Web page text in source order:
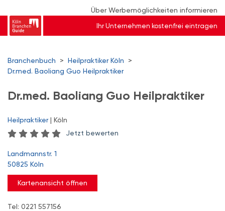
Über Werbemöglichkeiten informieren
Ihr Unternehmen kostenfrei eintragen
Branchenbuch > Heilpraktiker Köln
>
Dr.med. Baoliang Guo Heilpraktiker
Dr.med. Baoliang Guo Heilpraktiker
Heilpraktiker| Köln
Jetzt bewerten
Landmannstr. 1
50825 Köln
Kartenansicht öffnen
Tel: 0221 557156